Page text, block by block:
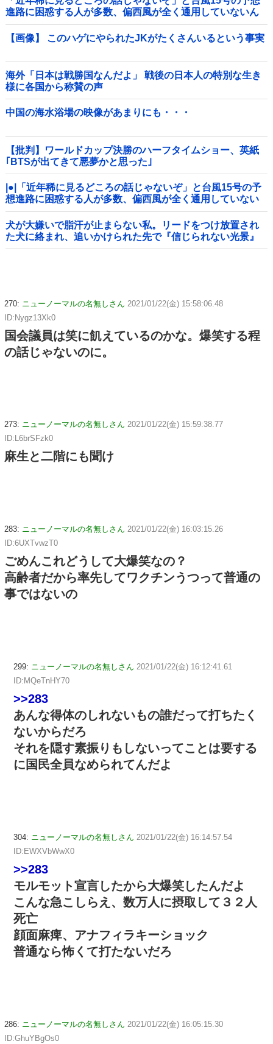
進路に困惑する人が多数、偏西風が全く通用していないん
だけど……他
【画像】 このハゲにやられたJKがたくさんいるという事実
海外「日本は戦勝国なんだよ」 戦後の日本人の特別な生き
様に各国から称賛の声
中国の海水浴場の映像があまりにも・・・
【批判】ワールドカップ決勝のハーフタイムショー、英紙
｢BTSが出てきて悪夢かと思った｣
|●|「近年稀に見るどころの話じゃないぞ」と台風15号の予
想進路に困惑する人が多数、偏西風が全く通用していない
んだけど……
犬が大嫌いで脂汗が止まらない私。リードをつけ放置され
た犬に絡まれ、追いかけられた先で『信じられない光景』
を目撃→必死で救急車を呼ぶも犬と取り残されて・・・
270: ニューノーマルの名無しさん 2021/01/22(金) 15:58:06.48
ID:Nygz13Xk0
国会議員は笑に飢えているのかな。爆笑する程
の話じゃないのに。
273: ニューノーマルの名無しさん 2021/01/22(金) 15:59:38.77
ID:L6brSFzk0
麻生と二階にも聞け
283: ニューノーマルの名無しさん 2021/01/22(金) 16:03:15.26
ID:6UXTvwzT0
ごめんこれどうして大爆笑なの？
高齢者だから率先してワクチンうつって普通の
事ではないの
299: ニューノーマルの名無しさん 2021/01/22(金) 16:12:41.61
ID:MQeTnHY70
>>283
あんな得体のしれないもの誰だって打ちたく
ないからだろ
それを隠す素振りもしないってことは要する
に国民全員なめられてんだよ
304: ニューノーマルの名無しさん 2021/01/22(金) 16:14:57.54
ID:EWXVbWwX0
>>283
モルモット宣言したから大爆笑したんだよ
こんな急こしらえ、数万人に摂取して３２人
死亡
顔面麻痺、アナフィラキーショック
普通なら怖くて打たないだろ
286: ニューノーマルの名無しさん 2021/01/22(金) 16:05:15.30
ID:GhuYBgOs0